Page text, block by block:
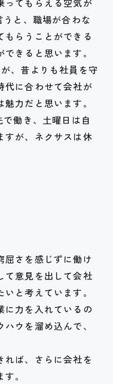
ってもらえる空気が
と、職場が合わな
もらうことができる
きると思います。
、昔よりも社員を守
代に合わせて会社が
力だと思います。
働き、土曜日は自
すが、ネクサスは休
屈さを感じずに働け
て意見を出して会社
と考えています。
に力を入れているの
ウを溜め込んで、
れば、さらに会社を
。